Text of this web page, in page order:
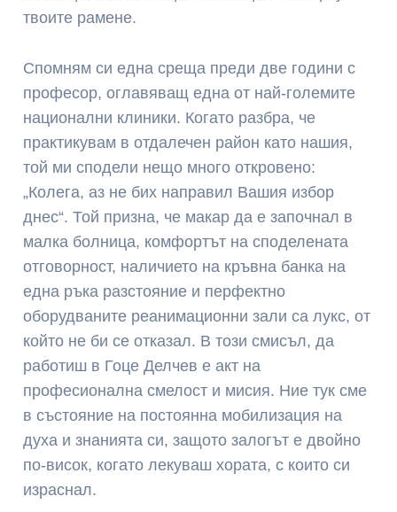
твоите рамене.
Спомням си една среща преди две години с
професор, оглавяващ една от най-големите
национални клиники. Когато разбра, че
практикувам в отдалечен район като нашия,
той ми сподели нещо много откровено:
„Колега, аз не бих направил Вашия избор
днес“. Той призна, че макар да е започнал в
малка болница, комфортът на споделената
отговорност, наличието на кръвна банка на
една ръка разстояние и перфектно
оборудваните реанимационни зали са лукс, от
който не би се отказал. В този смисъл, да
работиш в Гоце Делчев е акт на
професионална смелост и мисия. Ние тук сме
в състояние на постоянна мобилизация на
духа и знанията си, защото залогът е двойно
по-висок, когато лекуваш хората, с които си
израснал.